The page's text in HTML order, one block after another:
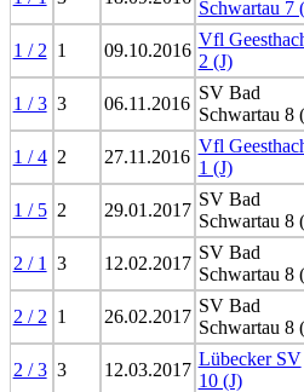
Schwartau 7
1 / 2 1 09.10.2016
Vfl
2 (J)
1 / 3 3 06.11.2016
SV Bad
Schwartau 8
1 / 4 2 27.11.2016
Vfl
1 (J)
1 / 5 2 29.01.2017
SV Bad
Schwartau 8
2 / 1 3 12.02.2017
SV Bad
Schwartau 8
2 / 2 1 26.02.2017
SV Bad
Schwartau 8
2 / 3 3 12.03.2017
Lübecker SV
10 (J)